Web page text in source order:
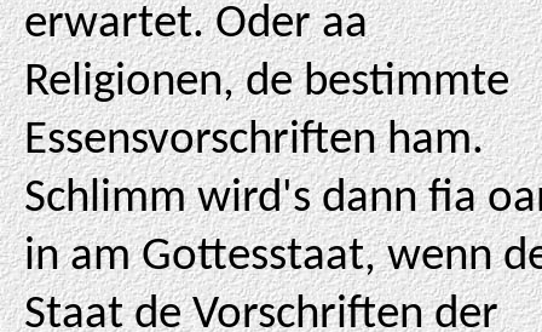
erwartet. Oder aa
Religionen, de bestimmte
Essensvorschriften ham.
Schlimm wird's dann fia
in am Gottesstaat, wenn
Staat de Vorschriften der